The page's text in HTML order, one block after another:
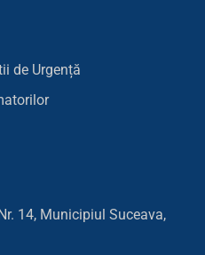
de Urgență
14, Municipiul Suceava,